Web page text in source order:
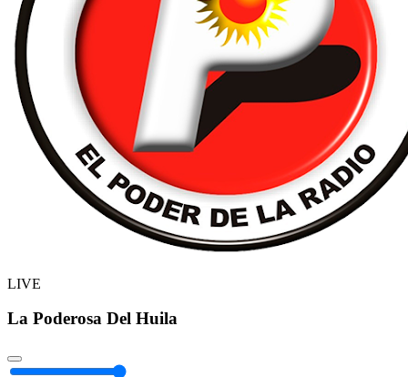
LIVE
La Poderosa Del Huila